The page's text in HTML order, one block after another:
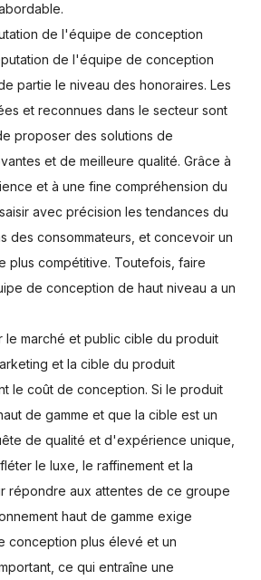
de l'équipe de conception
de l'équipe de conception
partie le niveau des honoraires. Les
et reconnues dans le secteur sont
proposer des solutions de
et de meilleure qualité. Grâce à
et à une fine compréhension du
avec précision les tendances du
des consommateurs, et concevoir un
plus compétitive. Toutefois, faire
de conception de haut niveau a un
le marché et public cible du produit
et la cible du produit
le coût de conception. Si le produit
de gamme et que la cible est un
de qualité et d'expérience unique,
le luxe, le raffinement et la
répondre aux attentes de ce groupe
haut de gamme exige
conception plus élevé et un
ce qui entraîne une